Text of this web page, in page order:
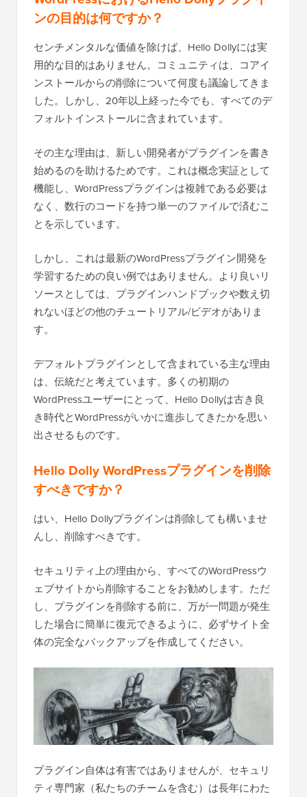
ンの目的は何ですか？
センチメンタルな価値を除けば、Hello Dollyには実
用的な目的はありません。コミュニティは、コアイ
ンストールからの削除について何度も議論してきま
した。しかし、20年以上経った今でも、すべてのデ
フォルトインストールに含まれています。
その主な理由は、新しい開発者がプラグインを書き
始めるのを助けるためです。これは概念実証として
機能し、WordPressプラグインは複雑である必要は
なく、数行のコードを持つ単一のファイルで済むこ
とを示しています。
しかし、これは最新のWordPressプラグイン開発を
学習するための良い例ではありません。より良いリ
ソースとしては、プラグインハンドブックや数え切
れないほどの他のチュートリアル/ビデオがありま
す。
デフォルトプラグインとして含まれている主な理由
は、伝統だと考えています。多くの初期の
WordPressユーザーにとって、Hello Dollyは古き良
き時代とWordPressがいかに進歩してきたかを思い
出させるものです。
Hello Dolly WordPressプラグインを削除
すべきですか？
はい、Hello Dollyプラグインは削除しても構いませ
んし、削除すべきです。
セキュリティ上の理由から、すべてのWordPressウ
ェブサイトから削除することをお勧めします。ただ
し、プラグインを削除する前に、万が一問題が発生
した場合に簡単に復元できるように、必ずサイト全
体の完全なバックアップを作成してください。
プラグイン自体は有害ではありませんが、セキュリ
ティ専門家（私たちのチームを含む）は長年にわた